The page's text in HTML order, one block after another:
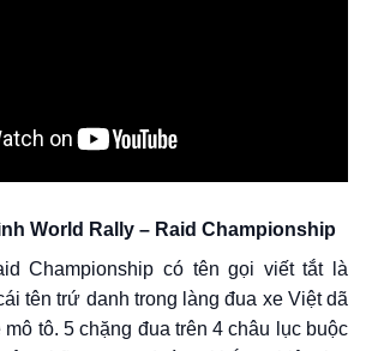
World Rally – Raid Championship
Championship có tên gọi viết tắt là
tên trứ danh trong làng đua xe Việt dã
tô. 5 chặng đua trên 4 châu lục buộc